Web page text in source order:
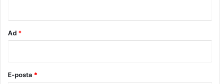
Ad *
E-posta *